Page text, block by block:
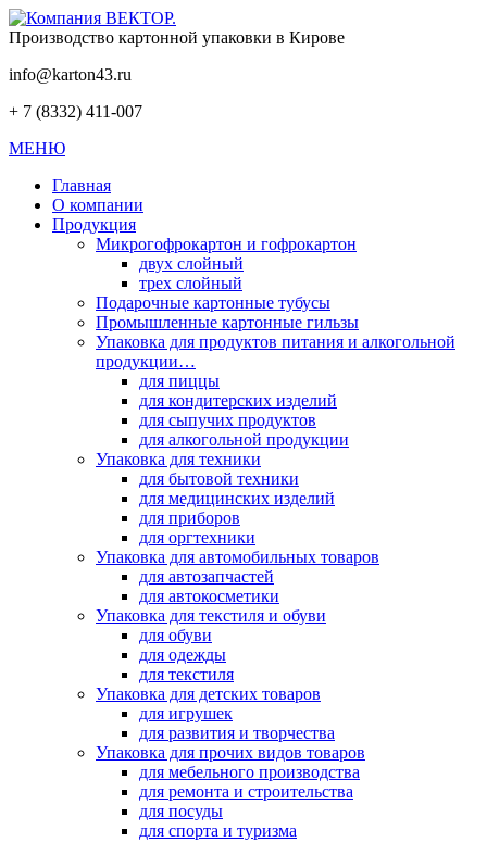
Производство картонной упаковки в Кирове
info@karton43.ru
+ 7 (8332) 411-007
МЕНЮ
Главная
О компании
Продукция
Микрогофрокартон и гофрокартон
двух слойный
трех слойный
Подарочные картонные тубусы
Промышленные картонные гильзы
Упаковка для продуктов питания и алкогольной
продукции…
для пиццы
для кондитерских изделий
для сыпучих продуктов
для алкогольной продукции
Упаковка для техники
для бытовой техники
для медицинских изделий
для приборов
для оргтехники
Упаковка для автомобильных товаров
для автозапчастей
для автокосметики
Упаковка для текстиля и обуви
для обуви
для одежды
для текстиля
Упаковка для детских товаров
для игрушек
для развития и творчества
Упаковка для прочих видов товаров
для мебельного производства
для ремонта и строительства
для посуды
для спорта и туризма